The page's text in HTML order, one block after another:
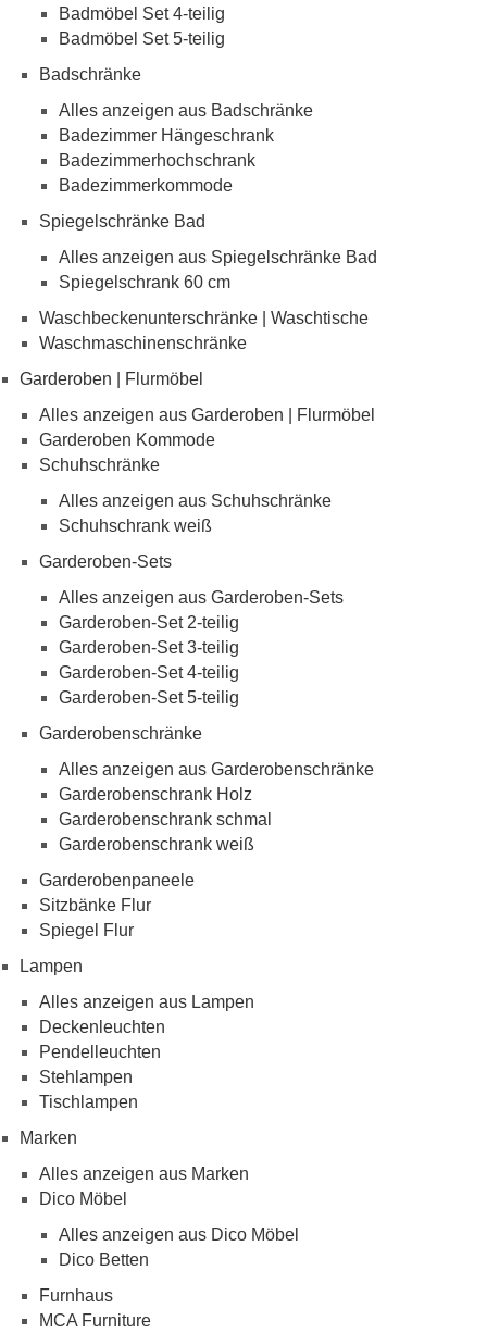
Badmöbel Set 4-teilig
Badmöbel Set 5-teilig
Badschränke
Alles anzeigen aus Badschränke
Badezimmer Hängeschrank
Badezimmerhochschrank
Badezimmerkommode
Spiegelschränke Bad
Alles anzeigen aus Spiegelschränke Bad
Spiegelschrank 60 cm
Waschbeckenunterschränke | Waschtische
Waschmaschinenschränke
Garderoben | Flurmöbel
Alles anzeigen aus Garderoben | Flurmöbel
Garderoben Kommode
Schuhschränke
Alles anzeigen aus Schuhschränke
Schuhschrank weiß
Garderoben-Sets
Alles anzeigen aus Garderoben-Sets
Garderoben-Set 2-teilig
Garderoben-Set 3-teilig
Garderoben-Set 4-teilig
Garderoben-Set 5-teilig
Garderobenschränke
Alles anzeigen aus Garderobenschränke
Garderobenschrank Holz
Garderobenschrank schmal
Garderobenschrank weiß
Garderobenpaneele
Sitzbänke Flur
Spiegel Flur
Lampen
Alles anzeigen aus Lampen
Deckenleuchten
Pendelleuchten
Stehlampen
Tischlampen
Marken
Alles anzeigen aus Marken
Dico Möbel
Alles anzeigen aus Dico Möbel
Dico Betten
Furnhaus
MCA Furniture